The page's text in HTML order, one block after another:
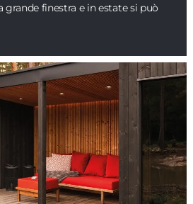
finestra e in estate si può